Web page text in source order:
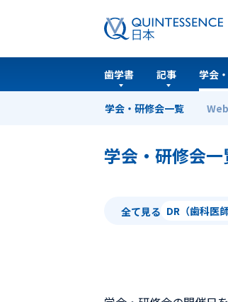
歯学書 記事 学会
学会・研修会一覧
ホーム 学会・研修会一覧
学会・研修会一
全て見る DR（歯科医